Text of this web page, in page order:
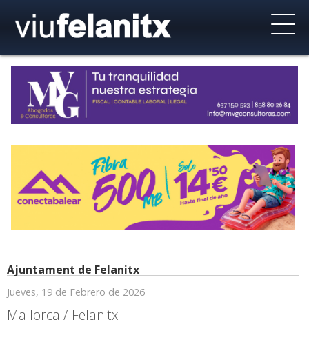
Ajuntament de Felanitx
Jueves, 19 de Febrero de 2026
Mallorca / Felanitx